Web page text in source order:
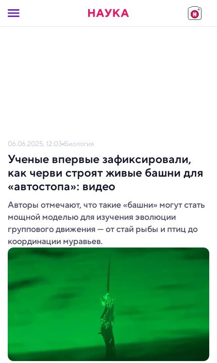
06.06.2025, 12:03 Биология
Ученые впервые зафиксировали,
как черви строят живые башни для
«автостопа»: видео
Авторы отмечают, что такие «башни» могут стать
мощной моделью для изучения эволюции
группового движения — от стай рыбы и птиц до
координации муравьев.